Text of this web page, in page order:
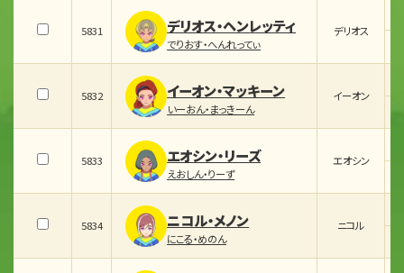
5831 デリオス・ヘンレッティ
でりおす・へんれってぃ
デリオス
5832 イーオン・マッキーン
いーおん・まっきーん
イーオン
5833 エオシン・リーズ
えおしん・りーず
エオシン
5834 ニコル・メノン
にこる・めのん
ニコル